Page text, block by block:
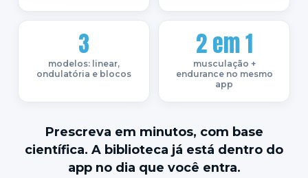
3
modelos: linear,
ondulatória e blocos
2 em 1
musculação +
endurance no mesmo
app
Prescreva em minutos, com base
científica. A biblioteca já está dentro do
app no dia que você entra.